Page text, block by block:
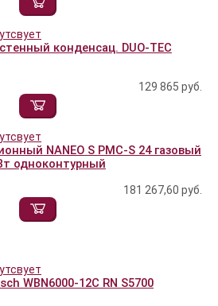
конденсац. DUO-TEC
129 865 руб.
NANEO S PMC-S 24 газовый
одноконтурный
181 267,60 руб.
WBN6000-12C RN S5700